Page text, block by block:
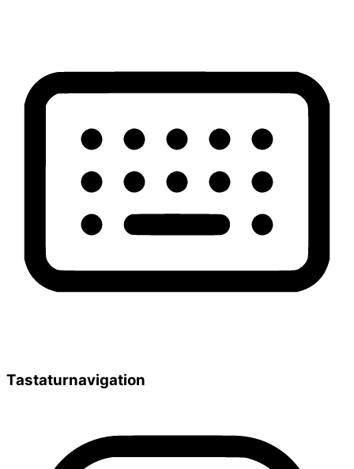
Tastaturnavigation